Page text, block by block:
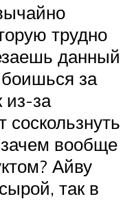
трудно
данный
за
из-за
соскользнуть
зачем вообще
Айву
так в